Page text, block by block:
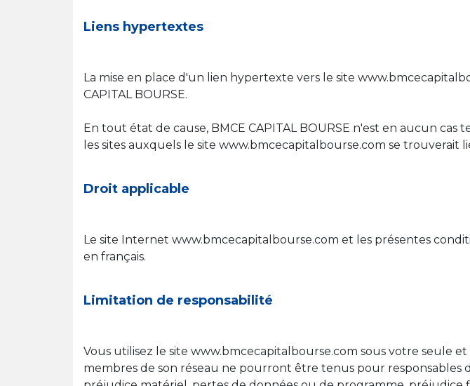
Liens hypertextes
La mise en place d'un lien hypertexte vers le site
CAPITAL BOURSE.
En tout état de cause, BMCE CAPITAL BOURSE n'est en aucun
les sites auxquels le site www.bmcecapitalbourse.com se
Droit applicable
Le site Internet www.bmcecapitalbourse.com et les présentes
en français.
Limitation de responsabilité
Vous utilisez le site www.bmcecapitalbourse.com sous votre seule et
membres de son réseau ne pourront être tenus pour responsables